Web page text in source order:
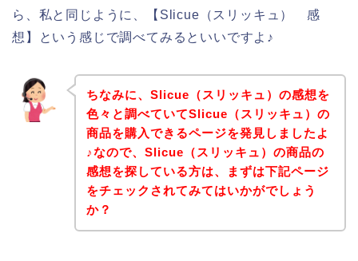
ら、私と同じように、【Slicue（スリッキュ） 感
想】という感じで調べてみるといいですよ♪
ちなみに、Slicue（スリッキュ）の感想を
色々と調べていてSlicue（スリッキュ）の
商品を購入できるページを発見しましたよ
♪なので、Slicue（スリッキュ）の商品の
感想を探している方は、まずは下記ページ
をチェックされてみてはいかがでしょう
か？